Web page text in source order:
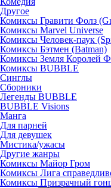
Другое
Комиксы Гравити Фолз
Комиксы Marvel Universe
Комиксы Человек-паук
Комиксы Бэтмен (Batman)
Комиксы Земля Королей
Комиксы BUBBLE
Синглы
Сборники
Легенды BUBBLE
BUBBLE Visions
Манга
Для парней
Для девушек
Мистика/ужасы
Другие жанры
Комиксы Майор Гром
Комиксы Лига
Комиксы Призрачный